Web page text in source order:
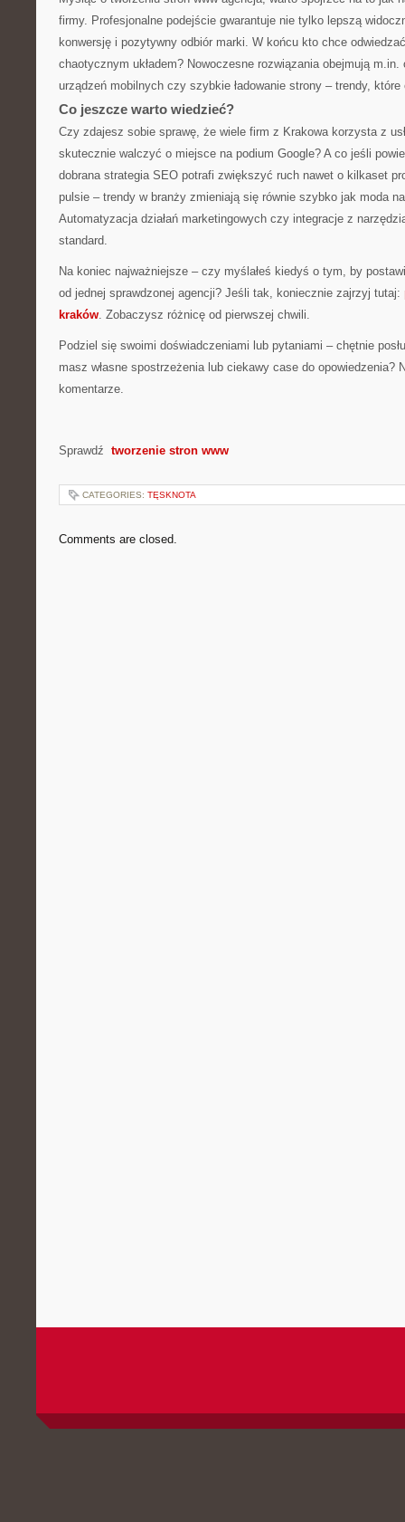
firmy. Profesjonalne podejście gwarantuje nie tylko lepszą
konwersję i pozytywny odbiór marki. W końcu kto chce
chaotycznym układem? Nowoczesne rozwiązania obejmują
urządzeń mobilnych czy szybkie ładowanie strony – trendy,
Co jeszcze warto wiedzieć?
Czy zdajesz sobie sprawę, że wiele firm z Krakowa korzysta z
skutecznie walczyć o miejsce na podium Google? A co jeśli
dobrana strategia SEO potrafi zwiększyć ruch nawet o kilkaset
pulsie – trendy w branży zmieniają się równie szybko jak moda
Automatyzacja działań marketingowych czy integracje z
standard.
Na koniec najważniejsze – czy myślałeś kiedyś o tym, by
od jednej sprawdzonej agencji? Jeśli tak, koniecznie zajrzyj tutaj:
kraków. Zobaczysz różnicę od pierwszej chwili.
Podziel się swoimi doświadczeniami lub pytaniami – chętnie
masz własne spostrzeżenia lub ciekawy case do opowiedzenia?
komentarze.
Sprawdź tworzenie stron www
CATEGORIES: TĘSKNOTA
Comments are closed.